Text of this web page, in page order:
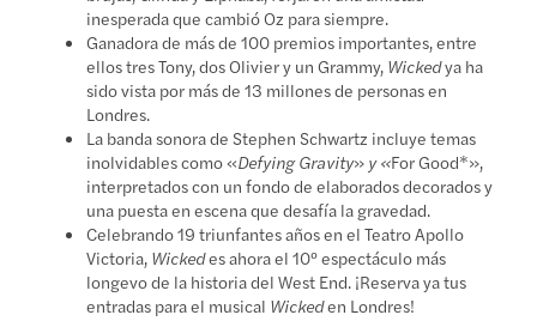
inesperada que cambió Oz para siempre.
Ganadora de más de 100 premios importantes, entre
ellos tres Tony, dos Olivier y un Grammy, Wickedya ha
sido vista por más de 13 millones de personas en
Londres.
La banda sonora de Stephen Schwartz incluye temas
inolvidables como «Defying Gravity» y «For Good*»,
interpretados con un fondo de elaborados decorados y
una puesta en escena que desafía la gravedad.
Celebrando 19 triunfantes años en el Teatro Apollo
Victoria, Wickedes ahora el 10º espectáculo más
longevo de la historia del West End. ¡Reserva ya tus
entradas para el musical Wickeden Londres!